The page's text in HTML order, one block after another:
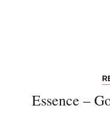
Essence –